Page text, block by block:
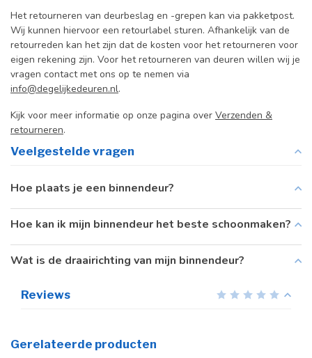
Het retourneren van deurbeslag en -grepen kan via pakketpost.
Wij kunnen hiervoor een retourlabel sturen. Afhankelijk van de
retourreden kan het zijn dat de kosten voor het retourneren voor
eigen rekening zijn. Voor het retourneren van deuren willen wij je
vragen contact met ons op te nemen via
info@degelijkedeuren.nl.
Kijk voor meer informatie op onze pagina over Verzenden &
retourneren.
Veelgestelde vragen
Hoe plaats je een binnendeur?
Hoe kan ik mijn binnendeur het beste schoonmaken?
Wat is de draairichting van mijn binnendeur?
Reviews
Gerelateerde producten